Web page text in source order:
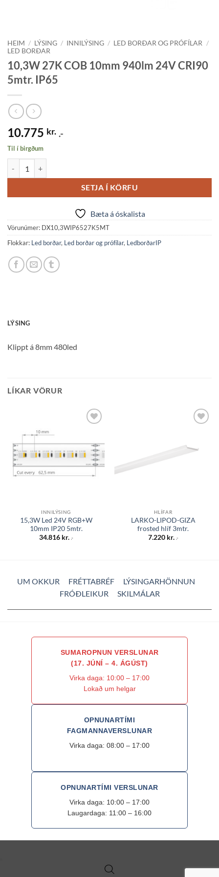
HEIM / LÝSING / INNILÝSING / LED BORÐAR OG PRÓFÍLAR
/
LED BORÐAR
10,3W 27K COB 10mm 940lm 24V CRI90
5mtr. IP65
10.775 kr. .-
Til í birgðum
SETJA Í KÖRFU
Bæta á óskalista
Vörunúmer: DX10,3WIP6527K5MT
Flokkar: Led borðar, Led borðar og prófílar, LedborðarIP
LÝSING
Klippt á 8mm 480led
LÍKAR VÖRUR
INNILÝSING
15,3W Led 24V RGB+W
10mm IP20 5mtr.
34.816 kr. .-
HLÍFAR
LARKO-LIPOD-GIZA
frosted hlíf 3mtr.
7.220 kr. .-
UM OKKUR FRÉTTABRÉF
LÝSINGARHÖNNUN
FRÓÐLEIKUR
SKILMÁLAR
SUMAROPNUN VERSLUNAR
(17. JÚNÍ – 4. ÁGÚST)
Virka daga: 10:00 – 17:00
Lokað um helgar
OPNUNARTÍMI
FAGMANNAVERSLUNAR
Virka daga: 08:00 – 17:00
OPNUNARTÍMI VERSLUNAR
Virka daga: 10:00 – 17:00
Laugardaga: 11:00 – 16:00